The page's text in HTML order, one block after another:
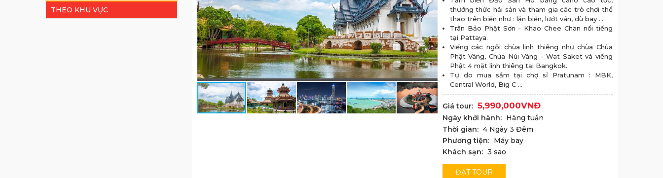
THEO KHU VỰC
thưởng thức hải sản và tham gia các trò chơi thể
thao trên biển như : lặn biển, lướt ván, dù bay …
Trân Bảo Phật Sơn - Khao Chee Chan nổi tiếng
tại Pattaya.
Viếng các ngôi chùa linh thiêng như chùa Chùa
Phật Vàng, Chùa Núi Vàng - Wat Saket và viếng
Phật 4 mặt linh thiêng tại Bangkok.
Tự do mua sắm tại chợ sỉ Pratunam : MBK,
Central World, Big C …
Giá tour: 5,990,000VNĐ
Ngày khởi hành: Hàng tuần
Thời gian: 4 Ngày 3 Đêm
Phương tiện: Máy bay
Khách sạn: 3 sao
ĐẶT TOUR